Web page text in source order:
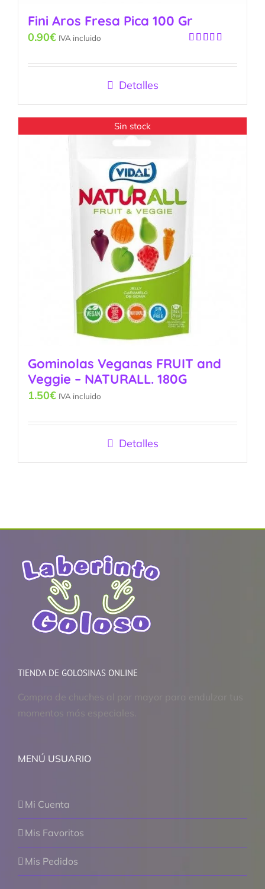
Fini Aros Fresa Pica 100 Gr
con5.00de
0.90€ IVA incluido
Detalles
Sin stock
Gominolas Veganas FRUIT and
Veggie – NATURALL. 180G
1.50€ IVA incluido
Detalles
TIENDA DE GOLOSINAS ONLINE
Compra de chuches al por mayor para endulzar tus
momentos más especiales.
MENÚ USUARIO
Mi Cuenta
Mis Favoritos
Mis Pedidos